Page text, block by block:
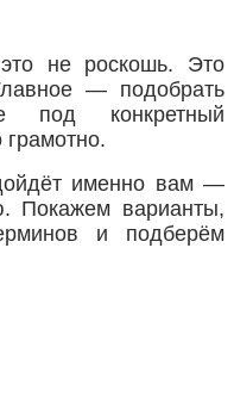
не роскошь. Это
— подобрать
под конкретный
грамотно.
именно вам —
Покажем варианты,
и подберём